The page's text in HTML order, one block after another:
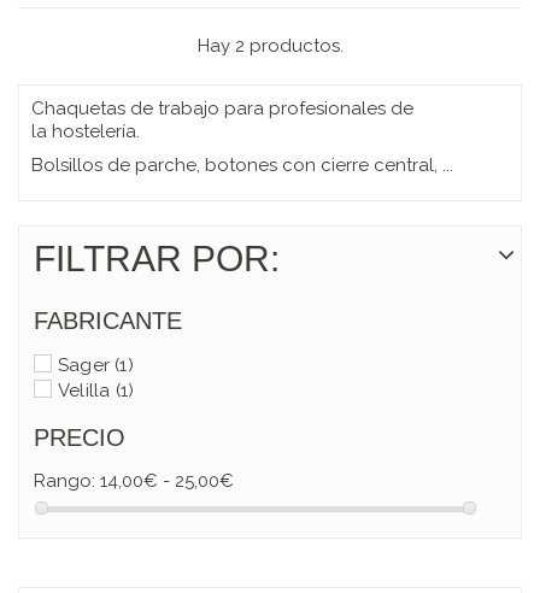
Hay 2 productos.
Chaquetas de trabajo para profesionales de
la hostelería.
Bolsillos de parche, botones con cierre central, ...
FILTRAR POR:
FABRICANTE
Sager (1)
Velilla (1)
PRECIO
Rango: 14,00€ - 25,00€